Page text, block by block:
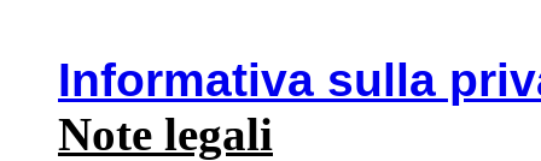
Informativa sulla
Note legali